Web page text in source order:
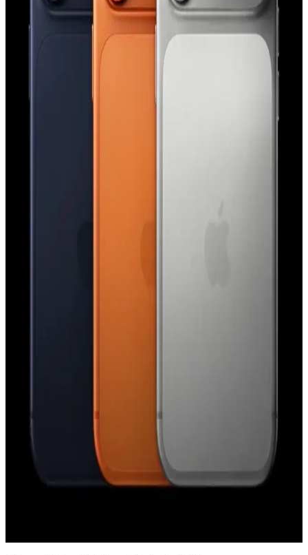
iPhone saat uygulamasında saat ibrelerinin hareketi, düşük güç
modu aktifken tıklama, normal modda süpürme şeklinde gerçekleşir.
Bu değişim ekran yenileme hızı ve pil tasarrufu ile ilişkilidir.
Apple'ın Experience Etkinliği: M5 İşlemcili
MacBook, iPhone 17E ve Yeni Kontrol Teknolojileri
Apple'ın Experience etkinliği, M5 işlemcili yeni MacBook
arayüzler gibi yenilikleri tanıtacak. Etkinlik, Apple teknolojilerinde
özelliği yalnızca AirTag 2 ile uyumludur. Orijinal AirTag, yeni U2
çipi ve kamera eksikliği nedeniyle desteklenmemektedir.
iPhone 17 Pro Kullanıcı Deneyimi ve Android'e Geri
Dönüş Nedenleri Üzerine Analiz